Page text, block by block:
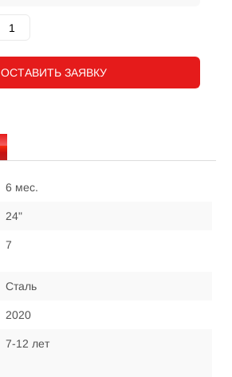
ОСТАВИТЬ ЗАЯВКУ
6 мес.
24"
7
Сталь
2020
7-12 лет